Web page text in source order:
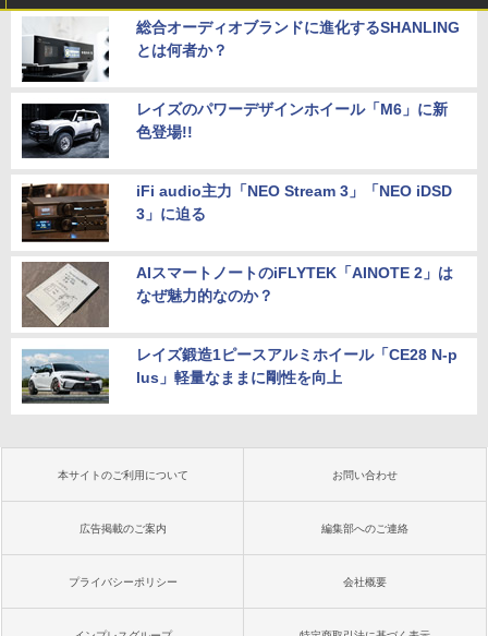
総合オーディオブランドに進化するSHANLING
とは何者か？
レイズのパワーデザインホイール「M6」に新
色登場!!
iFi audio主力「NEO Stream 3」「NEO iDSD
3」に迫る
AIスマートノートのiFLYTEK「AINOTE 2」は
なぜ魅力的なのか？
レイズ鍛造1ピースアルミホイール「CE28 N-p
lus」軽量なままに剛性を向上
本サイトのご利用について お問い合わせ
広告掲載のご案内 編集部へのご連絡
プライバシーポリシー 会社概要